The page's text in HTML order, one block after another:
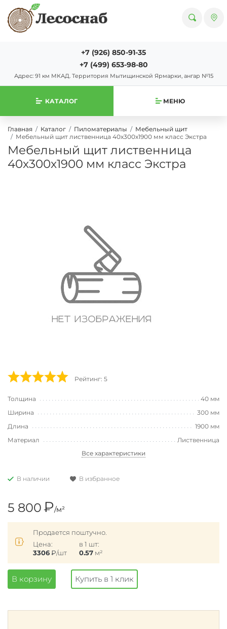
+7 (926) 850-91-35
+7 (499) 653-98-80
Адрес: 91 км МКАД. Территория Мытищинской Ярмарки, ангар №15
КАТАЛОГ МЕНЮ
Главная Каталог Пиломатериалы
Мебельный щит
Мебельный щит лиственница 40х300х1900 мм класс Экстра
Мебельный щит лиственница
40х300х1900 мм класс Экстра
Рейтинг: 5
Толщина
40 мм
Ширина
300 мм
Длина
1900 мм
Материал
Лиственница
Все характеристики
В наличии В избранное
5 800₽/м²
Продается поштучно.
Цена:
3306 ₽/шт
в 1 шт:
0.57 м²
В корзину Купить в 1 клик